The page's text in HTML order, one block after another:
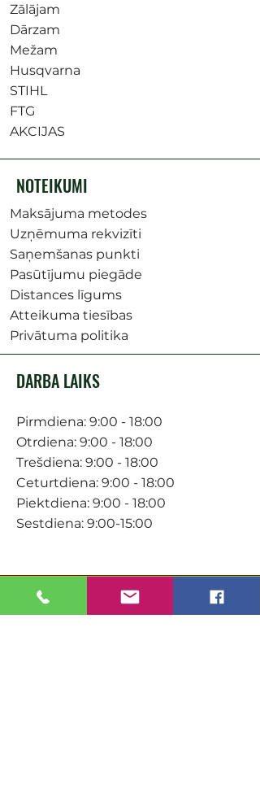
Zālājam
Dārzam
Mežam
Husqvarna
STIHL
FTG
AKCIJAS
NOTEIKUMI
Maksājuma metodes
Uzņēmuma rekvizīti
Saņemšanas punkti
Pasūtījumu piegāde
Distances līgums
Atteikuma tiesības
Privātuma politika
DARBA LAIKS
Pirmdiena: 9:00 - 18:00
Otrdiena: 9:00 - 18:00
Trešdiena: 9:00 - 18:00
Ceturtdiena: 9:00 - 18:00
Piektdiena: 9:00 - 18:00
Sestdiena: 9:00-15:00
KONTAKTI